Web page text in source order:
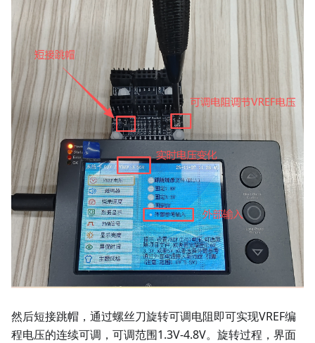
然后短接跳帽，通过螺丝刀旋转可调电阻即可实现VREF编
程电压的连续可调，可调范围1.3V-4.8V。旋转过程，界面